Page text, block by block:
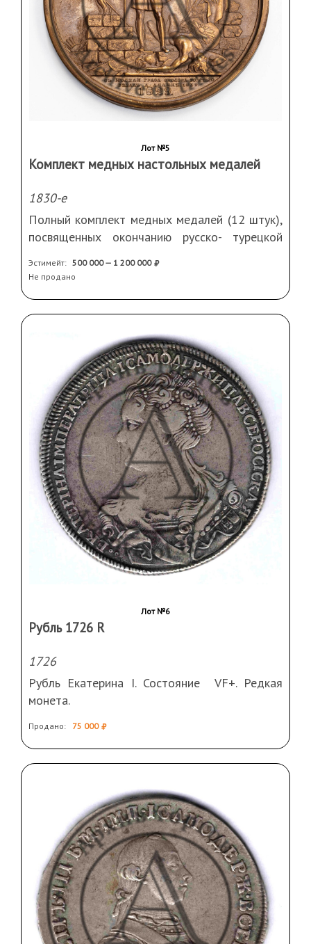
Лот №5
Комплект медных настольных медалей
1830-е
Полный комплект медных медалей (12 штук),
посвященных окончанию русско- турецкой
СОСТОЯНИЕ!!!
Полный комплект медалей отсутствует в
собрании многих музеев! В частности, на
сайте Государственного исторического музей
Южного Урала представлены только 5
медалей этой серии.
На аукционах медали этой серии встречаются
крайне редко и в разрозненном виде.
Эстимейт: 500 000 — 1 200 000
Не продано
Лот №6
Рубль 1726 R
1726
Рубль Екатерина I. Состояние VF+. Редкая
монета.
Продано: 75 000